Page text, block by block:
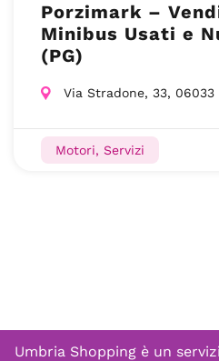
Porzimark –
Minibus Usati e
(PG)
Via Stradone, 33, 06033
Motori, Servizi
Umbria Shopping è un